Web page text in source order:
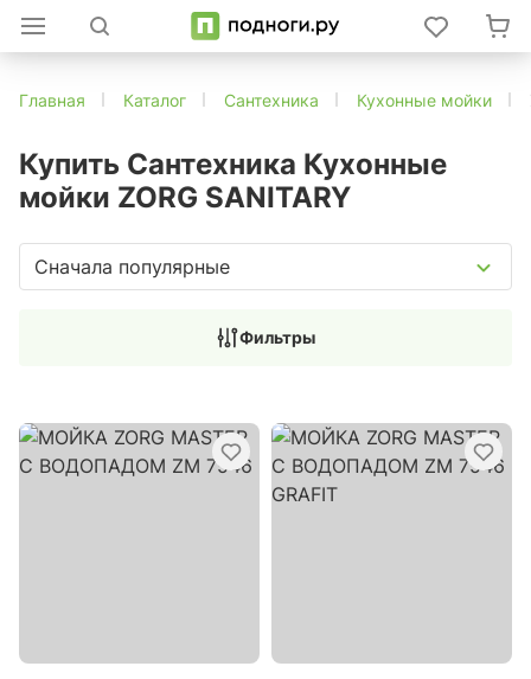
Главная Каталог Сантехника Кухонные мойки
Купить Сантехника Кухонные
мойки ZORG SANITARY
Сначала популярные
Фильтры